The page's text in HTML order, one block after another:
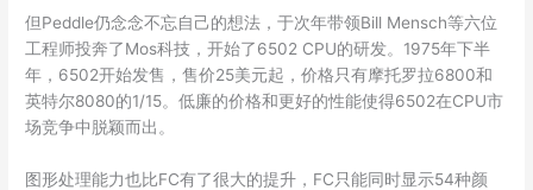
但Peddle仍念念不忘自己的想法，于次年带领Bill Mensch等六位
工程师投奔了Mos科技，开始了6502 CPU的研发。1975年下半
年，6502开始发售，售价25美元起，价格只有摩托罗拉6800和
英特尔8080的1/15。低廉的价格和更好的性能使得6502在CPU市
场竞争中脱颖而出。
图形处理能力也比FC有了很大的提升，FC只能同时显示54种颜